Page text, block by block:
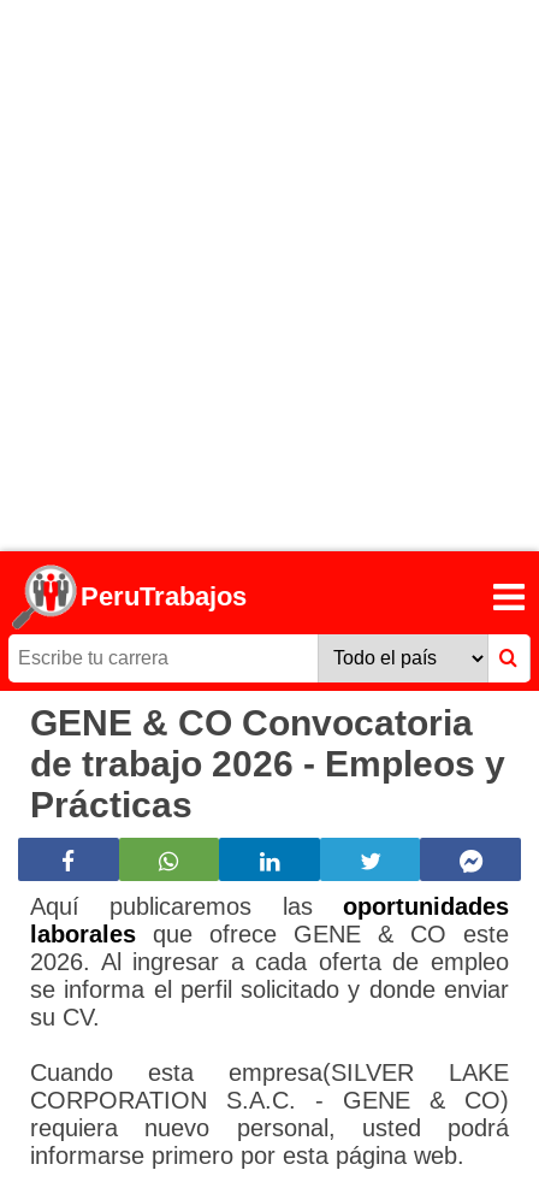
PeruTrabajos
GENE & CO Convocatoria
de trabajo 2026 - Empleos y
Prácticas
Aquí publicaremos las oportunidades
laborales que ofrece GENE & CO este
2026. Al ingresar a cada oferta de empleo
se informa el perfil solicitado y donde enviar
su CV.
Cuando esta empresa(SILVER LAKE
CORPORATION S.A.C. - GENE & CO)
requiera nuevo personal, usted podrá
informarse primero por esta página web.